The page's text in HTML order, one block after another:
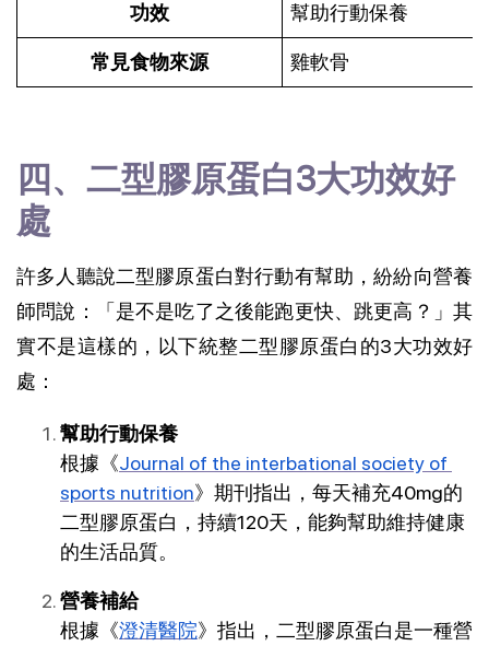
功效 幫助行動保養
常見食物來源 雞軟骨
四、二型膠原蛋白3大功效好
處
許多人聽說二型膠原蛋白對行動有幫助，紛紛向營養
師問說：「是不是吃了之後能跑更快、跳更高？」其
實不是這樣的，以下統整二型膠原蛋白的3大功效好
處：
幫助行動保養
根據《Journal of the interbational society of
sports nutrition》期刊指出，每天補充40mg的
二型膠原蛋白，持續120天，能夠幫助維持健康
的生活品質。
營養補給
根據《澄清醫院》指出，二型膠原蛋白是一種營